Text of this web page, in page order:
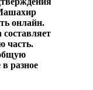
онлайн.
часть.
разное